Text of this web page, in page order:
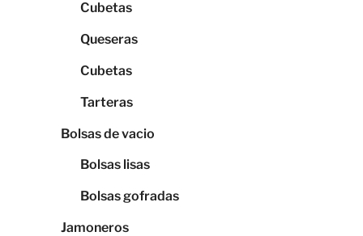
Cubetas
Queseras
Cubetas
Tarteras
Bolsas de vacio
Bolsas lisas
Bolsas gofradas
Jamoneros